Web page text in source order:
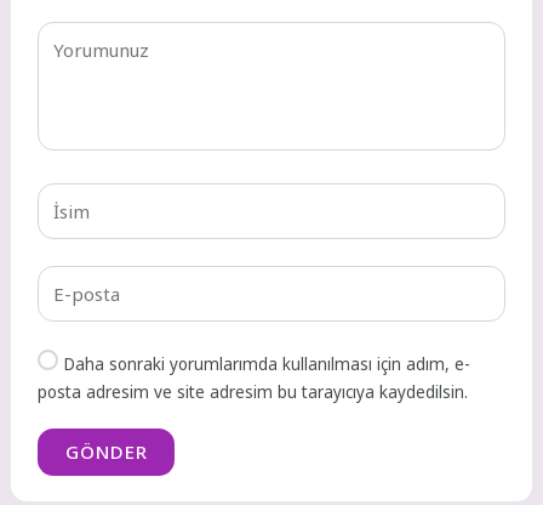
Daha sonraki yorumlarımda kullanılması için adım, e-
posta adresim ve site adresim bu tarayıcıya kaydedilsin.
GÖNDER